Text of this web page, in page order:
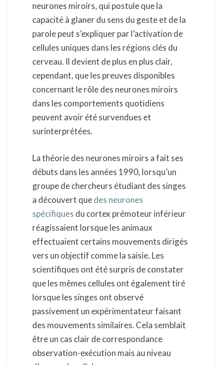
neurones miroirs, qui postule que la
capacité à glaner du sens du geste et de la
parole peut s’expliquer par l’activation de
cellules uniques dans les régions clés du
cerveau. Il devient de plus en plus clair,
cependant, que les preuves disponibles
concernant le rôle des neurones miroirs
dans les comportements quotidiens
peuvent avoir été survendues et
surinterprétées.
La théorie des neurones miroirs a fait ses
débuts dans les années 1990, lorsqu’un
groupe de chercheurs étudiant des singes
a découvert quedes neurones
spécifiques du cortex prémoteur inférieur
réagissaient lorsque les animaux
effectuaient certains mouvements dirigés
vers un objectif comme la saisie. Les
scientifiques ont été surpris de constater
que les mêmes cellules ont également tiré
lorsque les singes ont observé
passivement un expérimentateur faisant
des mouvements similaires. Cela semblait
être un cas clair de correspondance
observation-exécution mais au niveau